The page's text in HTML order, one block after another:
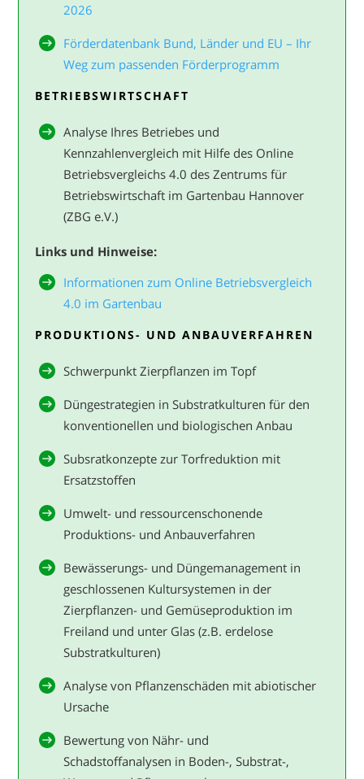
2026
Förderdatenbank Bund, Länder und EU – Ihr
Weg zum passenden Förderprogramm
BETRIEBSWIRTSCHAFT
Analyse Ihres Betriebes und
Kennzahlenvergleich mit Hilfe des Online
Betriebsvergleichs 4.0 des Zentrums für
Betriebswirtschaft im Gartenbau Hannover
(ZBG e.V.)
Links und Hinweise:
Informationen zum Online Betriebsvergleich
4.0 im Gartenbau
PRODUKTIONS- UND ANBAUVERFAHREN
Schwerpunkt Zierpflanzen im Topf
Düngestrategien in Substratkulturen für den
konventionellen und biologischen Anbau
Subsratkonzepte zur Torfreduktion mit
Ersatzstoffen
Umwelt- und ressourcenschonende
Produktions- und Anbauverfahren
Bewässerungs- und Düngemanagement in
geschlossenen Kultursystemen in der
Zierpflanzen- und Gemüseproduktion im
Freiland und unter Glas (z.B. erdelose
Substratkulturen)
Analyse von Pflanzenschäden mit abiotischer
Ursache
Bewertung von Nähr- und
Schadstoffanalysen in Boden-, Substrat-,